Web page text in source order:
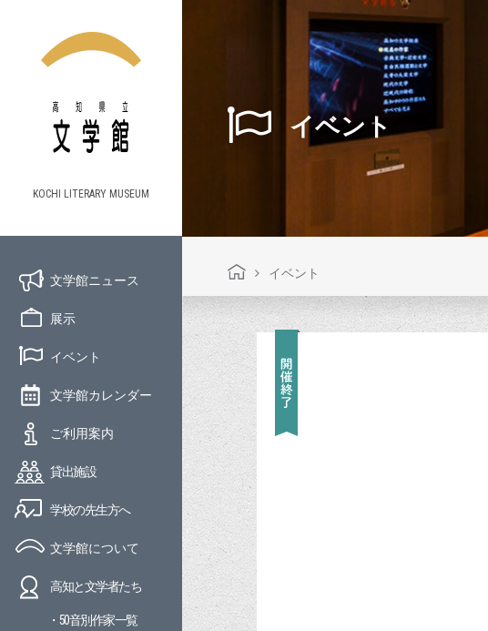
KOCHI LITERARY MUSEUM
文学館ニュース
展示
イベント
文学館カレンダー
ご利用案内
貸出施設
学校の先生方へ
文学館について
高知と文学者たち
・50音別作家一覧
イベント
イベント